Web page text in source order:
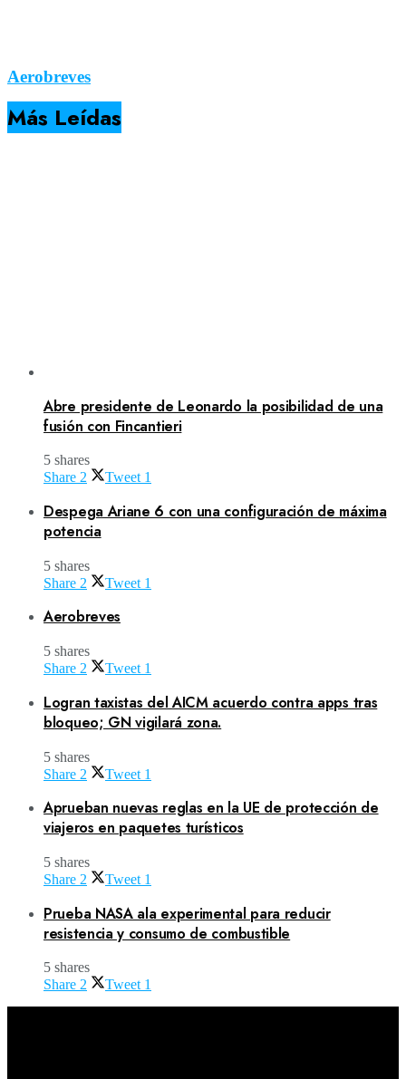
Aerobreves
Más Leídas
Abre presidente de Leonardo la posibilidad de una
fusión con Fincantieri
5 shares
Share 2 Tweet 1
Despega Ariane 6 con una configuración de máxima
potencia
5 shares
Share 2 Tweet 1
Aerobreves
5 shares
Share 2 Tweet 1
Logran taxistas del AICM acuerdo contra apps tras
bloqueo; GN vigilará zona.
5 shares
Share 2 Tweet 1
Aprueban nuevas reglas en la UE de protección de
viajeros en paquetes turísticos
5 shares
Share 2 Tweet 1
Prueba NASA ala experimental para reducir
resistencia y consumo de combustible
5 shares
Share 2 Tweet 1